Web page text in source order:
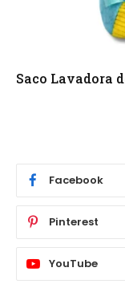
Saco Lavadora
Facebook
Pinterest
YouTube